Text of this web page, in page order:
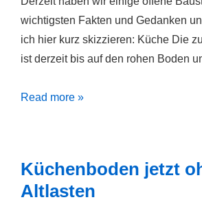
wichtigsten Fakten und Gedanken
ich hier kurz skizzieren: Küche Die
ist derzeit bis auf den rohen Boden
Aktueller
Read more »
Küchenboden jetzt
Altlasten